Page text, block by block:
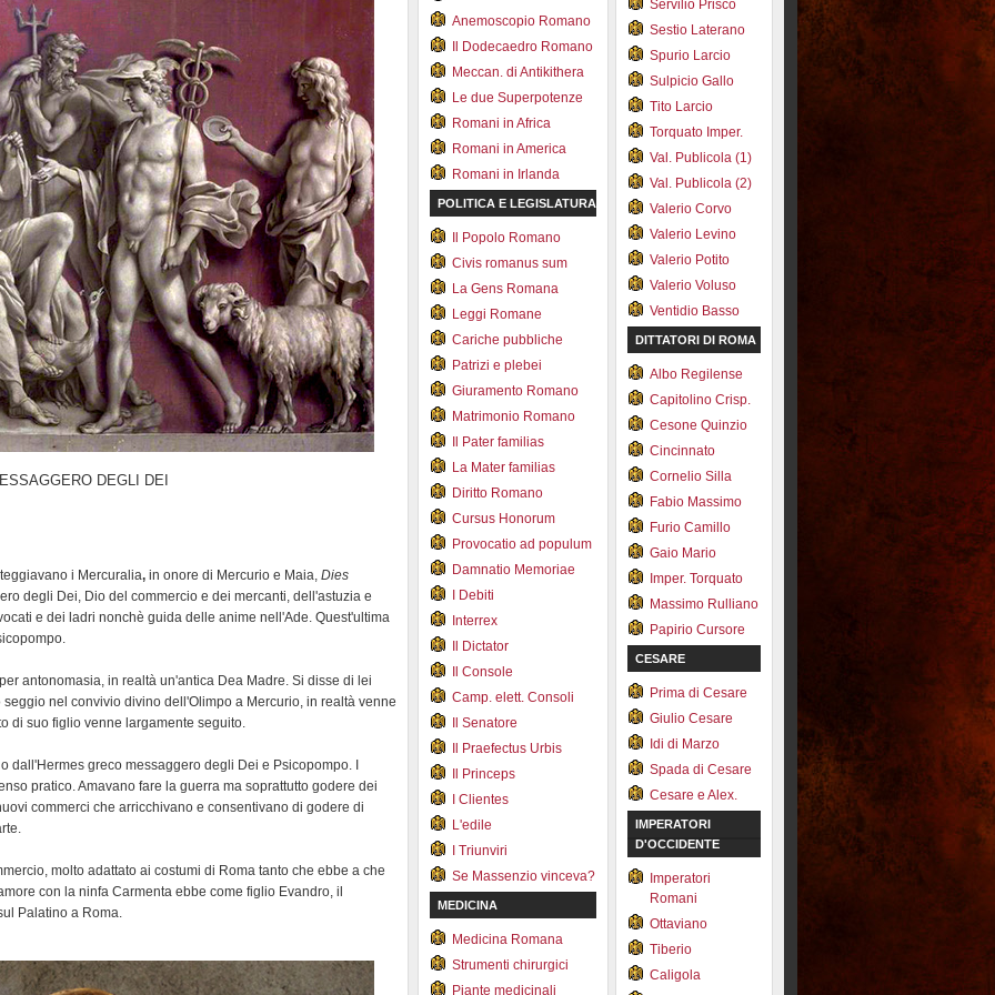
DEGLI DEI
i Mercuralia, in onore di Mercurio e Maia, Dies
degli Dei, Dio del commercio e dei mercanti, dell'astuzia e
e dei ladri nonchè guida delle anime nell'Ade. Quest'ultima
antonomasia, in realtà un'antica Dea Madre. Si disse di lei
nel convivio divino dell'Olimpo a Mercurio, in realtà venne
di suo figlio venne largamente seguito.
dall'Hermes greco messaggero degli Dei e Psicopompo. I
pratico. Amavano fare la guerra ma soprattutto godere dei
commerci che arricchivano e consentivano di godere di
molto adattato ai costumi di Roma tanto che ebbe a che
con la ninfa Carmenta ebbe come figlio Evandro, il
Palatino a Roma.
Anemoscopio Romano
Il Dodecaedro Romano
Meccan. di Antikithera
Le due Superpotenze
Romani in Africa
Romani in America
Romani in Irlanda
POLITICA E LEGISLATURA
Il Popolo Romano
Civis romanus sum
La Gens Romana
Leggi Romane
Cariche pubbliche
Patrizi e plebei
Giuramento Romano
Matrimonio Romano
Il Pater familias
La Mater familias
Diritto Romano
Cursus Honorum
Provocatio ad populum
Damnatio Memoriae
I Debiti
Interrex
Il Dictator
Il Console
Camp. elett. Consoli
Il Senatore
Il Praefectus Urbis
Il Princeps
I Clientes
L'edile
I Triunviri
Se Massenzio vinceva?
MEDICINA
Medicina Romana
Strumenti chirurgici
Piante medicinali
Servilio Prisco
Sestio Laterano
Spurio Larcio
Sulpicio Gallo
Tito Larcio
Torquato Imper.
Val. Publicola (1)
Val. Publicola (2)
Valerio Corvo
Valerio Levino
Valerio Potito
Valerio Voluso
Ventidio Basso
DITTATORI DI ROMA
Albo Regilense
Capitolino Crisp.
Cesone Quinzio
Cincinnato
Cornelio Silla
Fabio Massimo
Furio Camillo
Gaio Mario
Imper. Torquato
Massimo Rulliano
Papirio Cursore
CESARE
Prima di Cesare
Giulio Cesare
Idi di Marzo
Spada di Cesare
Cesare e Alex.
IMPERATORI
D'OCCIDENTE
Imperatori
Romani
Ottaviano
Tiberio
Caligola